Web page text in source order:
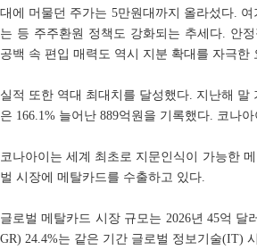
대에 머물던 주가는 5만원대까지 올라섰다.
는 등 주주환원 정책도 강화되는 추세다. 안
공백 속 편입 매력도 역시 지분 확대를 자극한
실적 또한 역대 최대치를 달성했다. 지난해 말
은 166.1% 늘어난 889억원을 기록했다. 코나
코나아이는 세계 최초로 지문인식이 가능한
벌 시장에 메탈카드를 수출하고 있다.
글로벌 메탈카드 시장 규모는 2026년 45억
GR) 24.4%는 같은 기간 글로벌 정보기술(IT)